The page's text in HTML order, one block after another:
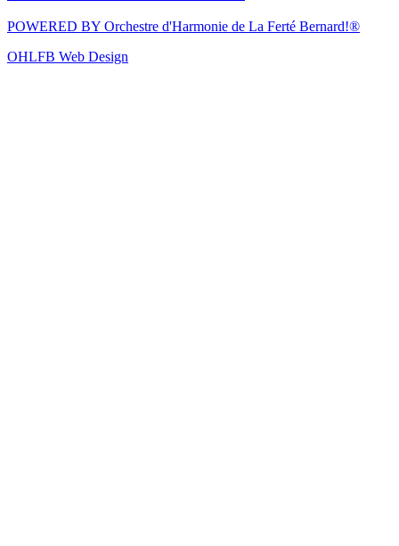
POWERED BY Orchestre d'Harmonie de La Ferté Bernard!®
OHLFB Web Design